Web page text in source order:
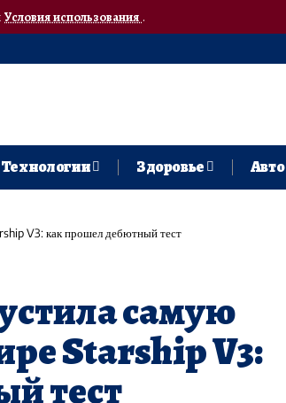
Условия использования.
Технологии Здоровье Авто
V3: как прошел дебютный тест
самую
Starship V3:
тест